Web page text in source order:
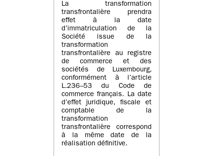
La transformation
transfrontalière prendra
effet à la date
d’immatriculation de la
Société issue de la
transformation
transfrontalière au registre
de commerce et des
sociétés de Luxembourg,
conformément à l’article
L.236–53 du Code de
commerce français. La date
d’effet juridique, fiscale et
comptable de la
transformation
transfrontalière correspond
à la même date de la
réalisation définitive.